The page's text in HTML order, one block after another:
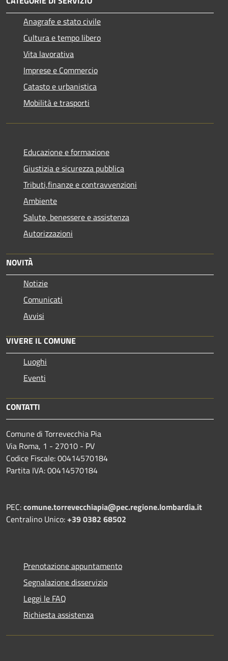
Anagrafe e stato civile
Cultura e tempo libero
Vita lavorativa
Imprese e Commercio
Catasto e urbanistica
Mobilità e trasporti
Educazione e formazione
Giustizia e sicurezza pubblica
Tributi,finanze e contravvenzioni
Ambiente
Salute, benessere e assistenza
Autorizzazioni
NOVITÀ
Notizie
Comunicati
Avvisi
VIVERE IL COMUNE
Luoghi
Eventi
CONTATTI
Comune di Torrevecchia Pia
Via Roma, 1 - 27010 - PV
Codice Fiscale: 00414570184
Partita IVA: 00414570184
PEC:comune.torrevecchiapia@pec.regione.lombardia.it
Centralino Unico:+39 0382 68502
Prenotazione appuntamento
Segnalazione disservizio
Leggi le FAQ
Richiesta assistenza